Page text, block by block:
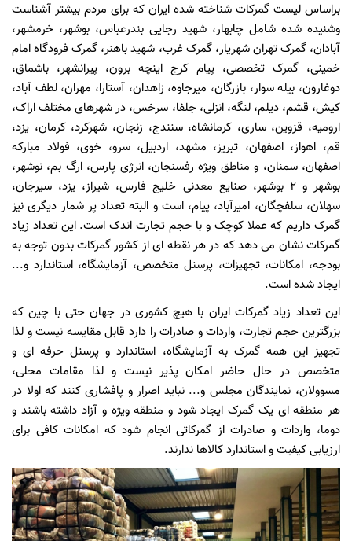
براساس لیست گمرکات شناخته شده ایران که برای مردم بیشتر آشناست
وشنیده شده شامل چابهار، شهید رجایی بندرعباس، بوشهر، خرمشهر،
آبادان، گمرک تهران شهریار، گمرک غرب، شهید باهنر، گمرک فرودگاه امام
خمینی، گمرک تخصصی، پیام کرج اینچه برون، پیرانشهر، باشماق،
دوغارون، بیله سوار، بازرگان، میرجاوه، زاهدان، آستارا، مهران، لطف آباد،
کیش، قشم، دیلم، لنگه، انزلی، جلفا، سرخس، در شهرهای مختلف اراک،
ارومیه، قزوین، ساری، کرمانشاه، سنندج، زنجان، شهرکرد، کرمان، یزد،
قم، اهواز، اصفهان، تبریز، مشهد، اردبیل، سرو، خوی، فولاد مبارکه
اصفهان، سمنان، و مناطق ویژه رفسنجان، انرژی پارس، ارگ بم، نوشهر،
بوشهر و 2 بوشهر، صنایع معدنی خلیج فارس، شیراز، یزد، سیرجان،
سهلان، سلفچگان، امیرآباد، پیام، است و البته تعداد پر شمار دیگری نیز
گمرک داریم که عملا کوچک و با حجم تجارت اندک است. این تعداد زیاد
گمرکات نشان می دهد که در هر نقطه ای از کشور گمرکات بدون توجه به
بودجه، امکانات، تجهیزات، پرسنل متخصص، آزمایشگاه، استاندارد و...
ایجاد شده است.
این تعداد زیاد گمرکات ایران با هیچ کشوری در جهان حتی با چین که
بزرگترین حجم تجارت، واردات و صادرات را دارد قابل مقایسه نیست و لذا
تجهیز این همه گمرک به آزمایشگاه، استاندارد و پرسنل حرفه ای و
متخصص در حال حاضر امکان پذیر نیست و لذا مقامات محلی،
مسوولان، نمایندگان مجلس و... نباید اصرار و پافشاری کنند که اولا در
هر منطقه ای یک گمرک ایجاد شود و منطقه ویژه و آزاد داشته باشند و
دوما، واردات و صادرات از گمرکاتی انجام شود که امکانات کافی برای
ارزیابی کیفیت و استاندارد کالاها ندارند.